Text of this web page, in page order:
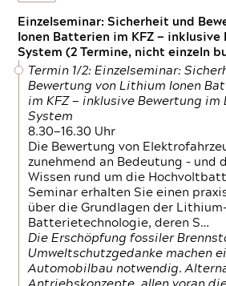
Einzelseminar: Sicherheit und
Ionen Batterien im KFZ — inklusive
System (2 Termine, nicht einzeln
Termin 1/2: Einzelseminar:
Bewertung von Lithium Ionen
im KFZ — inklusive Bewertung im
System
8.30—16.30 Uhr
Die Bewertung von
zunehmend an Bedeutung – und
Wissen rund um die
Seminar erhalten Sie einen
über die Grundlagen der
Batterietechnologie, deren S…
Die Erschöpfung fossiler
Umweltschutzgedanke machen
Automobilbau notwendig.